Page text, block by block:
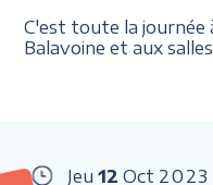
C'est toute la journée
Balavoine et aux
Jeu 12 Oct 2023